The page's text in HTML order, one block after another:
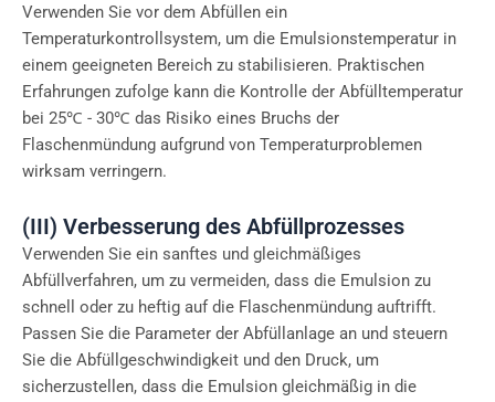
Verwenden Sie vor dem Abfüllen ein
Temperaturkontrollsystem, um die Emulsionstemperatur in
einem geeigneten Bereich zu stabilisieren. Praktischen
Erfahrungen zufolge kann die Kontrolle der Abfülltemperatur
bei 25℃ - 30℃ das Risiko eines Bruchs der
Flaschenmündung aufgrund von Temperaturproblemen
wirksam verringern.
(III) Verbesserung des Abfüllprozesses
Verwenden Sie ein sanftes und gleichmäßiges
Abfüllverfahren, um zu vermeiden, dass die Emulsion zu
schnell oder zu heftig auf die Flaschenmündung auftrifft.
Passen Sie die Parameter der Abfüllanlage an und steuern
Sie die Abfüllgeschwindigkeit und den Druck, um
sicherzustellen, dass die Emulsion gleichmäßig in die